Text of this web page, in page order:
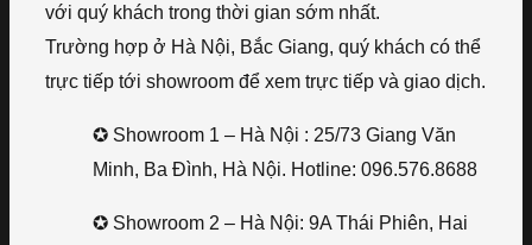
với quý khách trong thời gian sớm nhất.
Trường hợp ở Hà Nội, Bắc Giang, quý khách có thể
trực tiếp tới showroom để xem trực tiếp và giao dịch.
✪ Showroom 1 – Hà Nội : 25/73 Giang Văn
Minh, Ba Đình, Hà Nội. Hotline: 096.576.8688
✪ Showroom 2 – Hà Nội: 9A Thái Phiên, Hai